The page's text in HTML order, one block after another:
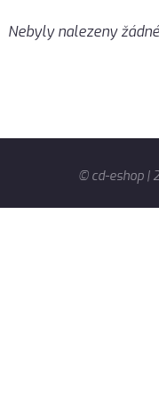
Nebyly nalezeny
© cd-eshop |